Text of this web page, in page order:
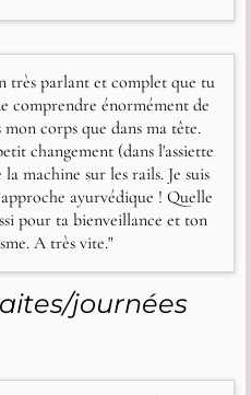
très parlant et complet que tu
comprendre énormément de
corps que dans ma tête.
changement (dans l'assiette
machine sur les rails. Je suis
ayurvédique ! Quelle
pour ta bienveillance et ton
A très vite."
journées